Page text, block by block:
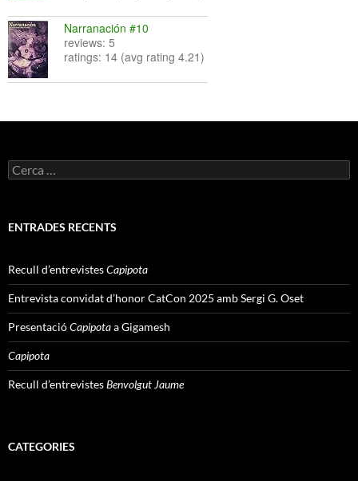
Narranación #10
reviews: 5
ratings: 14 (avg rating 4.21)
Cerca:
ENTRADES RECENTS
Recull d’entrevistesCapipota
Entrevista convidat d’honor CatCon 2025 amb Sergi G. Oset
PresentacióCapipotaa Gigamesh
Capipota
Recull d’entrevistesBenvolgut Jaume
CATEGORIES